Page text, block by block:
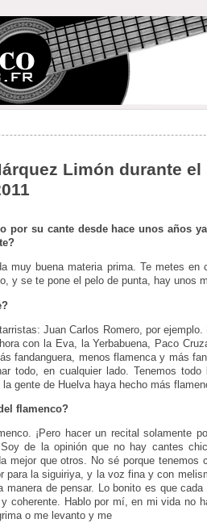
Limón durante
por su cante desde hace unos años
muy buena materia prima. Te metes
y se te pone el pelo de punta, hay unos
Juan Carlos Romero, por
con la Eva, la Yerbabuena, Paco
fandanguera, menos flamenca y más
todo, en cualquier lado. Tenemos
gente de Huelva haya hecho más
flamenco?
¡Pero hacer un recital solamente
de la opinión que no hay cantes
mejor que otros. No sé porque tenemos
para la siguiriya, y la voz fina y con
de pensar. Lo bonito es que
coherente. Hablo por mí, en mi vida no
o me levanto y me